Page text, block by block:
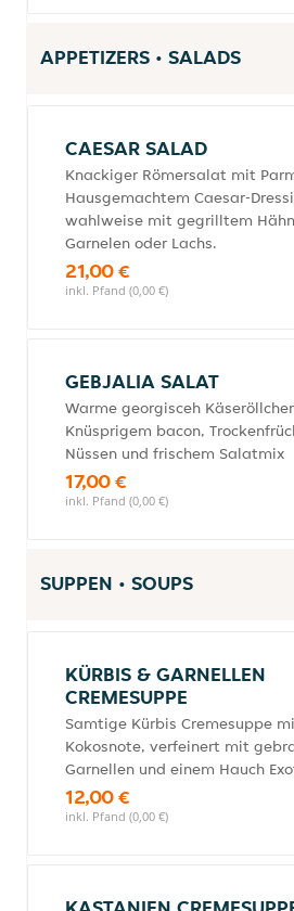
APPETIZERS • SALADS
CAESAR SALAD
Knackiger Römersalat mit
Hausgemachtem Caesar-
wahlweise mit gegrilltem
Garnelen oder Lachs.
21,00 €
inkl. Pfand (0,00 €)
GEBJALIA SALAT
Warme georgisceh
Knüsprigem bacon,
Nüssen und frischem Salatmix
17,00 €
inkl. Pfand (0,00 €)
SUPPEN • SOUPS
KÜRBIS & GARNELLEN
CREMESUPPE
Samtige Kürbis Cremesuppe
Kokosnote, verfeinert mit
Garnellen und einem Hauch
12,00 €
inkl. Pfand (0,00 €)